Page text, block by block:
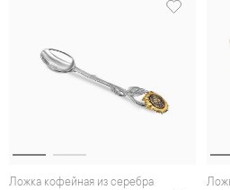
Ложка кофейная из серебра
Ложка кофейная «Фурцевский» из